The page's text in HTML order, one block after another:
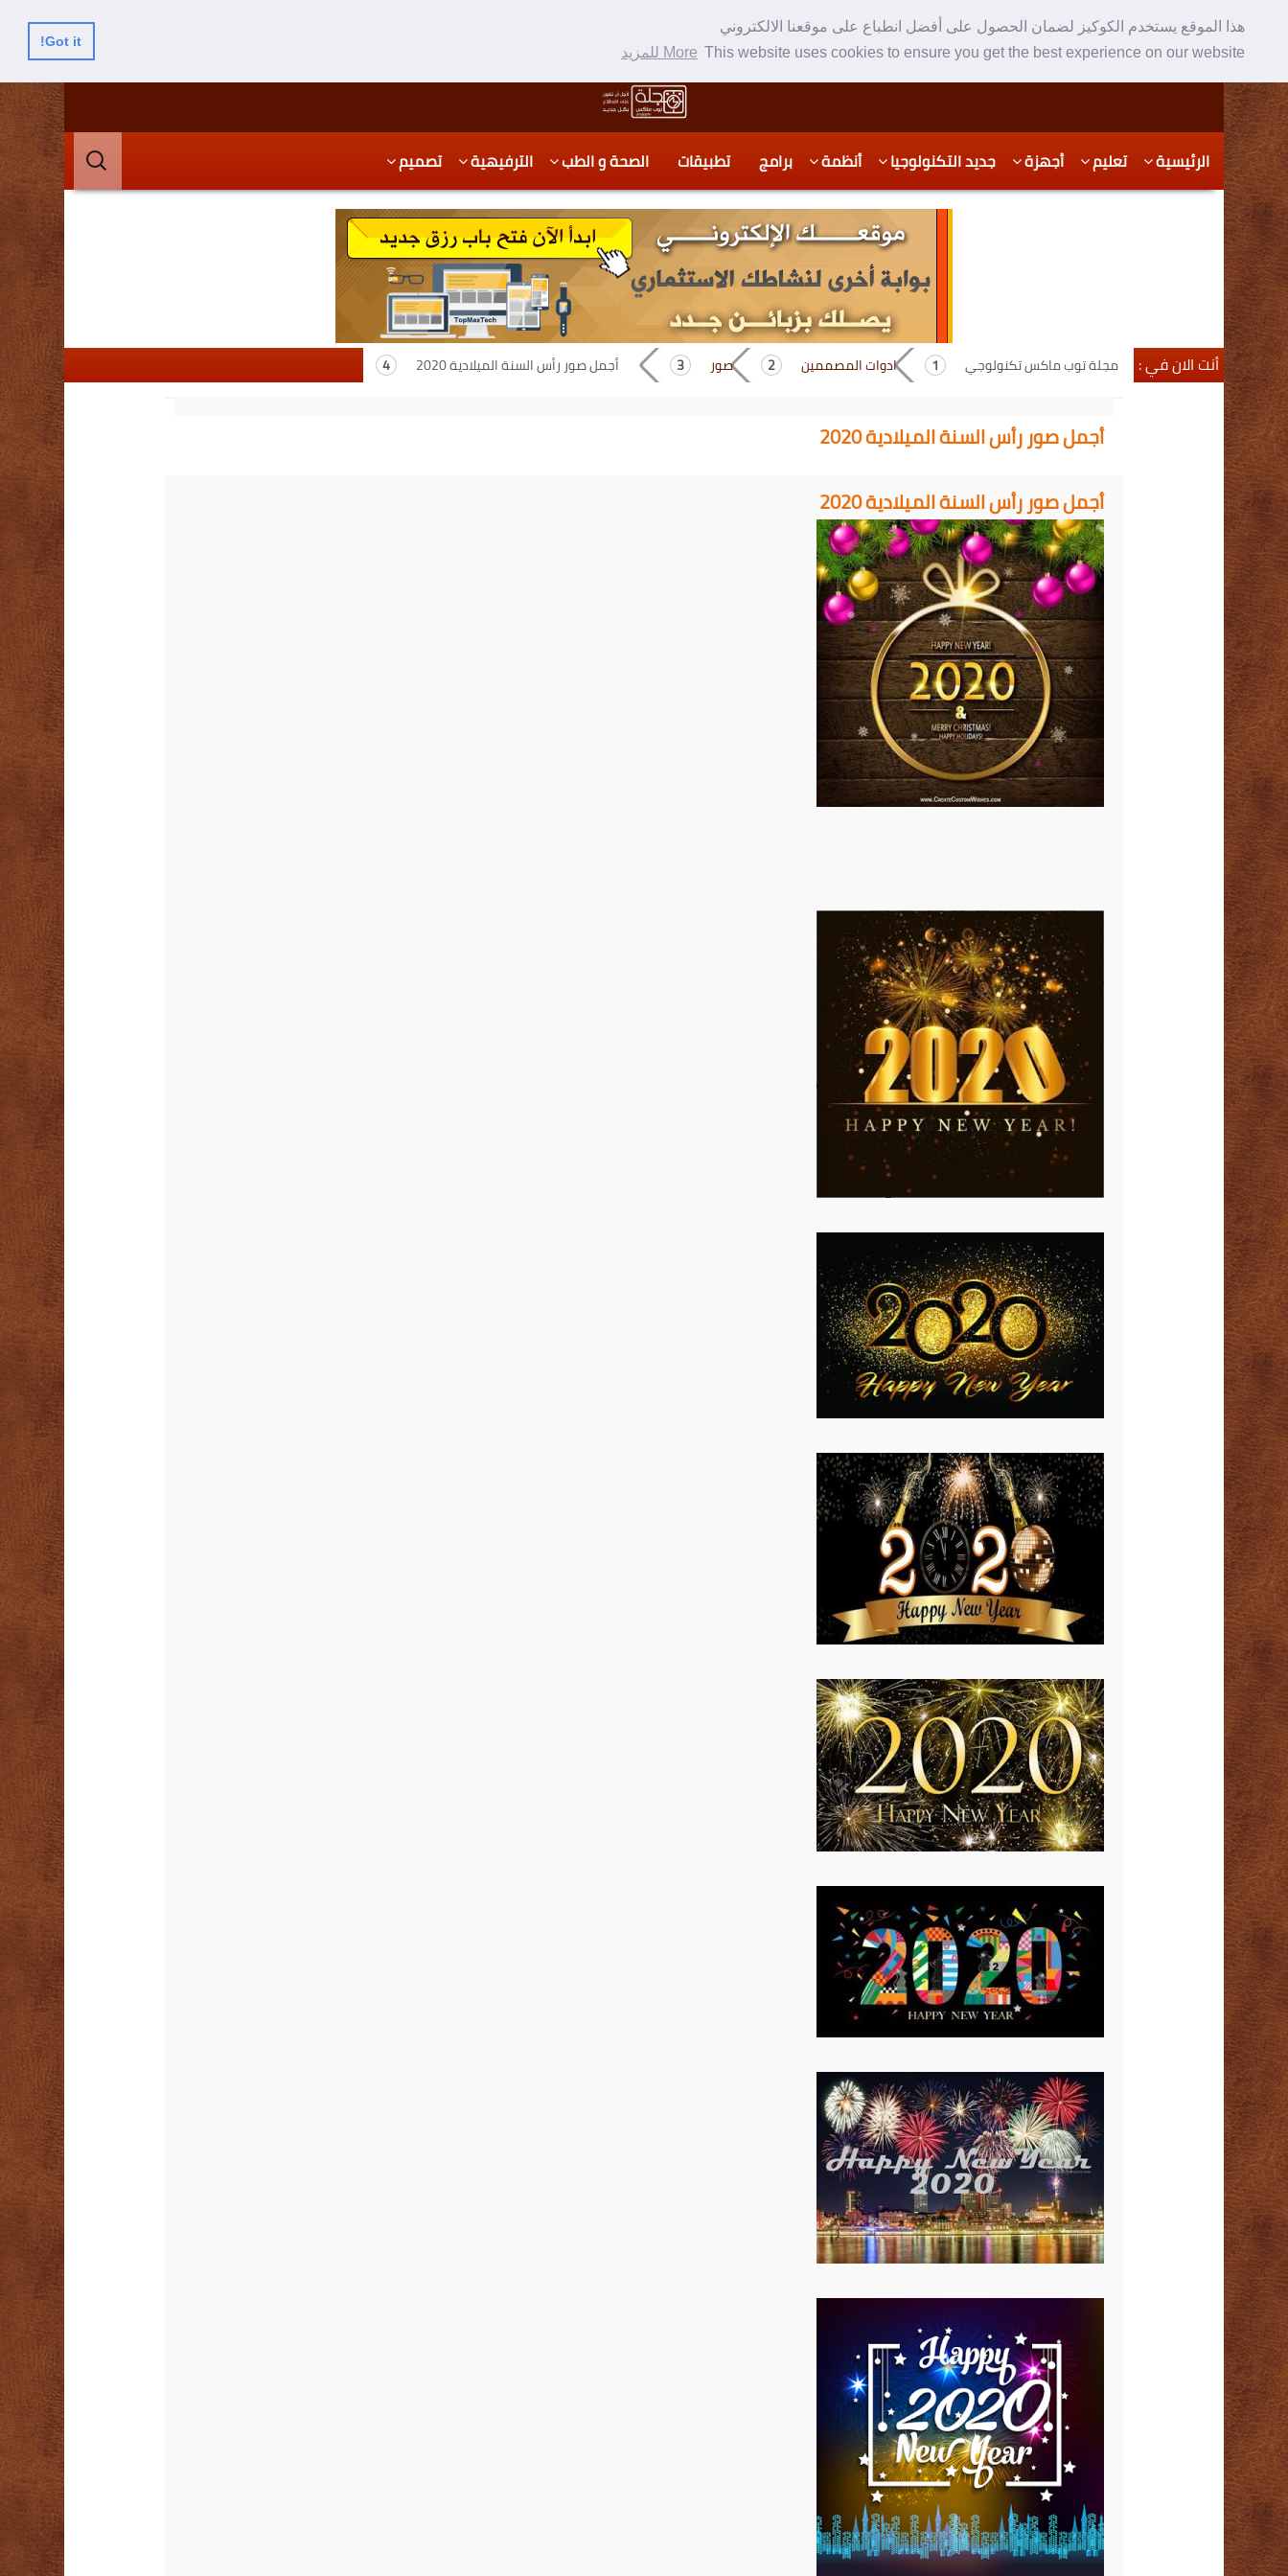
هذا الموقع يستخدم الكوكيز لضمان الحصول على أفضل انطباع على موقعنا الالكتروني
This website uses cookies to ensure you get the best experience on our website More للمزيد
Got it!
Skip
to
content
Skip
to
secondary
content
الرئيسية تعليم أجهزة جديد التكنولوجيا أنظمة برامج تطبيقات الصحة و الطب الترفيهية تصميم
البحث
عن:
أنت الان في : مجلة توب ماكس تكنولوجي ادوات المصممين صور أجمل صور رأس السنة الميلادية 2020
أجمل صور رأس السنة الميلادية 2020
أجمل صور رأس السنة الميلادية 2020